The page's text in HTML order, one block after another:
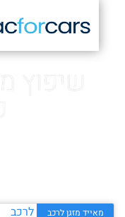
מאייד מזגן לרכב